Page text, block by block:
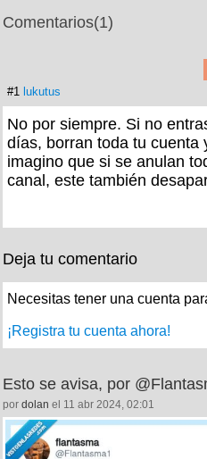
Comentarios(1)
#1 lukutus
No por siempre. Si no
días, borran toda tu cuenta
imagino que si se anulan
canal, este también
Deja tu comentario
Necesitas tener una cuenta
¡Registra tu cuenta ahora!
Esto se avisa, por
por dolan el 11 abr 2024, 02:01